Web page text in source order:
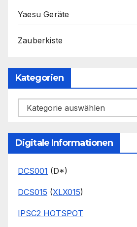
Yaesu Geräte
Zauberkiste
Kategorien
Kategorien
Digitale Informationen
DCS001 (D*)
DCS015 (XLX015)
IPSC2 HOTSPOT